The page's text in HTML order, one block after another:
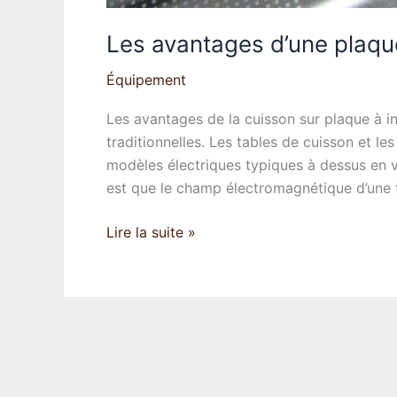
Les avantages d’une
Équipement
Les avantages de la cuisson sur plaque à
traditionnelles. Les tables de cuisson et
modèles électriques typiques à dessus en
est que le champ électromagnétique
Les
Lire la suite »